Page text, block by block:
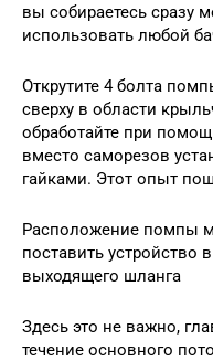
вы собираетесь сразу
использовать любой
Открутите 4 болта
сверху в области
обработайте при
вместо саморезов
гайками. Этот опыт
Расположение помпы
поставить устройство
выходящего шланга
Здесь это не важно,
течение основного